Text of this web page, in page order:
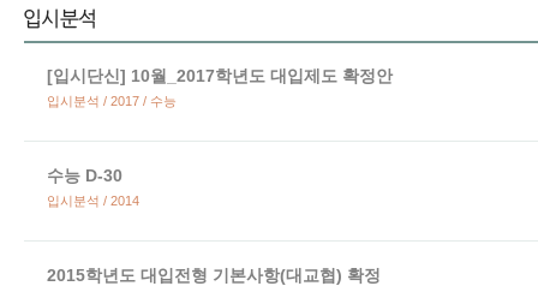
[입시단신] 10월_2017학년도 대입제도 확정안
입시분석 / 2017 / 수능
수능 D-30
입시분석 / 2014
2015학년도 대입전형 기본사항(대교협) 확정